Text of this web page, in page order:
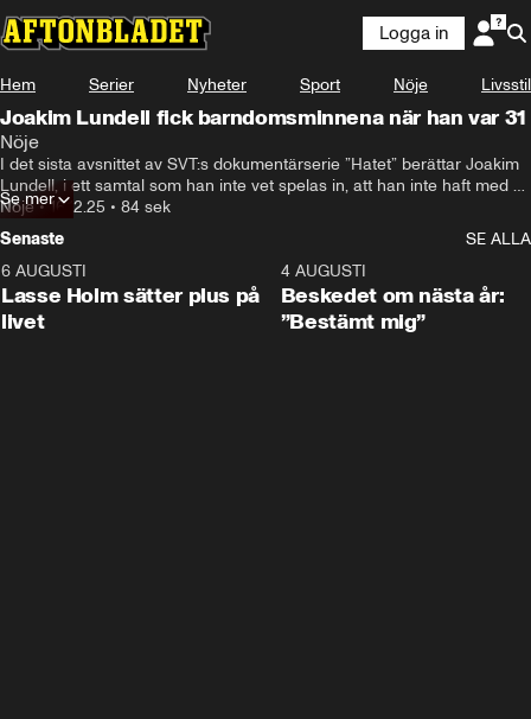
Logga in
Hem Serier Nyheter Sport Nöje Livsstil
Joakim Lundell fick barndomsminnena när han var 31
Nöje
I det sista avsnittet av SVT:s dokumentärserie ”Hatet” berättar Joakim
Lundell, i ett samtal som han inte vet spelas in, att han inte haft med
sig minnena sedan barndomen, om de övergrepp han anklagat sin
mamma för.
Nöje•16.12.25 • 84 sek
Se mer
Senaste
SE ALLA
6 AUGUSTI
Lasse Holm sätter plus på
livet
4 AUGUSTI
Beskedet om nästa år:
”Bestämt mig”